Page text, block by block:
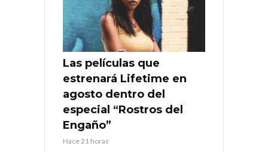
Las películas que
estrenará Lifetime en
agosto dentro del
especial “Rostros del
Engaño”
Hace 21 horas